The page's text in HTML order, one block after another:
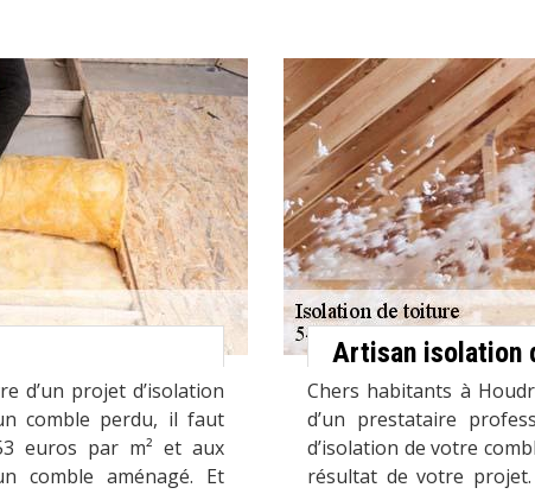
d’un projet d’isolation
comble perdu, il faut
euros par m² et aux
comble aménagé. Et
Artisan isolation
Chers habitants à
d’un prestataire
d’isolation de votre
résultat de votre